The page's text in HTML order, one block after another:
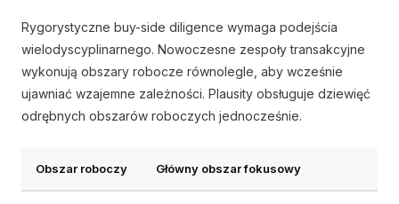
Rygorystyczne buy-side diligence wymaga podejścia
wielodyscyplinarnego. Nowoczesne zespoły transakcyjne
wykonują obszary robocze równolegle, aby wcześnie
ujawniać wzajemne zależności. Plausity obsługuje dziewięć
odrębnych obszarów roboczych jednocześnie.
Obszar roboczy Główny obszar fokusowy